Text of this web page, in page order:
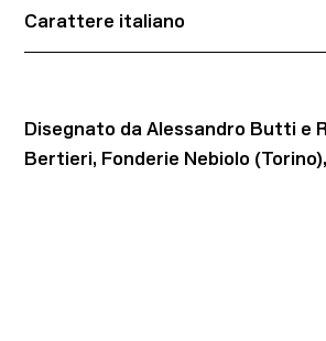
Carattere italiano
Disegnato da Alessandro Butti e
Bertieri, Fonderie Nebiolo